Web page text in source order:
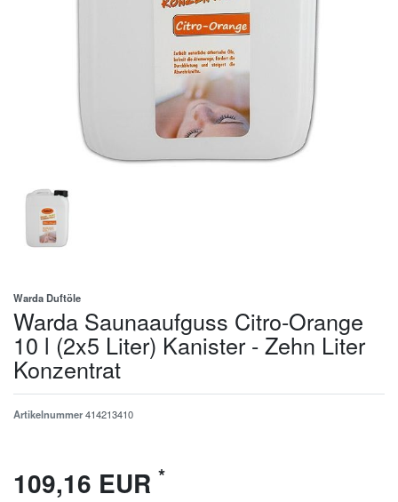
Warda Duftöle
Warda Saunaaufguss Citro-Orange
10 l (2x5 Liter) Kanister - Zehn Liter
Konzentrat
Artikelnummer414213410
109,16 EUR *